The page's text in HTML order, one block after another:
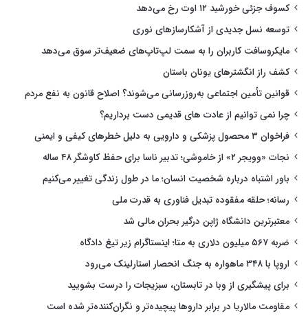
کسوف جزئی خورشید ۱۲ اوت رخ می‌دهد
توسعه نسل جدیدی از آشکارسازهای نوری
مایکروسافت کاربران را به سمت لپ‌تاپ‌های ضعیف‌تر سوق می‌دهد
کشف راز انگشترهای یونان باستان
قوانین تأمین اجتماعی به‌روزرسانی می‌شوند؟ اصلاح قانون به نفع مردم
چرا نمی توانیم از عادت های قدیمی دست برداریم؟
فراخوان ۳ محصول پزشکی و دارویی به دلیل خطرهای کیفی و ایمنی
نجات «وویجر ۲» از خاموشی؛ تدبیر ناسا برای حفظ کاوشگر ۴۸ ساله
باور اشتباه درباره شخصیت انسان؛ ما در طول زندگی تغییر می‌کنیم
رسانه؛ حلقه مفقوده تبدیل فناوری به قدرت ملی
معتبرترین دانشگاه ژاپن درگیر بحران مالی شد
ضربه ۵۶۷ میلیون دلاری به متا؛ اینستاگرام زیر تیغ دادگاه
اروپا با ۳۴۸ ماهواره به جنگ انحصار استارلینک می‌رود
برای پیشگیری از وبا در تابستان، سبزیجات را درست بشویید
مقاومت مالاریا در برابر داروها پیچیده‌تر و نگران‌کننده‌تر شده است